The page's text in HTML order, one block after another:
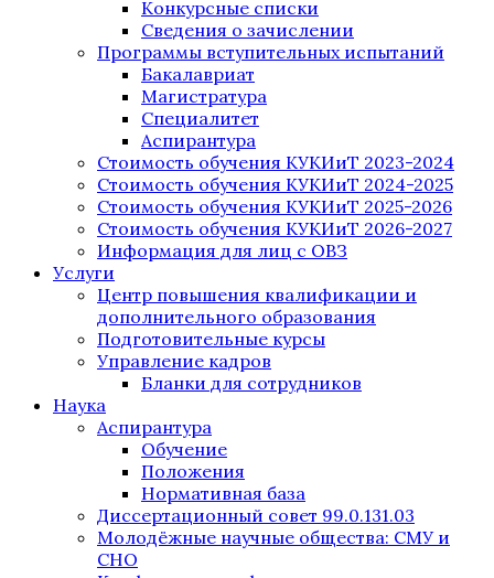
Конкурсные списки
Сведения о зачислении
Программы вступительных испытаний
Бакалавриат
Магистратура
Специалитет
Аспирантура
Стоимость обучения КУКИиТ 2023-2024
Стоимость обучения КУКИиТ 2024-2025
Стоимость обучения КУКИиТ 2025-2026
Стоимость обучения КУКИиТ 2026-2027
Информация для лиц с ОВЗ
Услуги
Центр повышения квалификации и
дополнительного образования
Подготовительные курсы
Управление кадров
Бланки для сотрудников
Наука
Аспирантура
Обучение
Положения
Нормативная база
Диссертационный совет 99.0.131.03
Молодёжные научные общества: СМУ и
СНО